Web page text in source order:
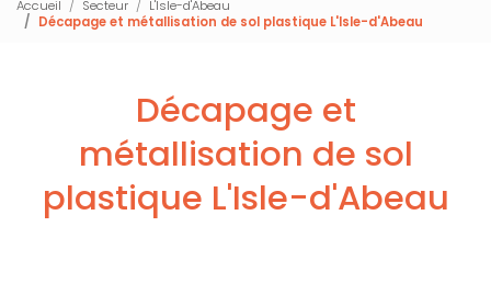
Accueil Secteur
L'Isle-d'Abeau
Décapage et métallisation de sol plastique L'Isle-d'Abeau
Décapage et
métallisation de sol
plastique L'Isle-d'Abeau